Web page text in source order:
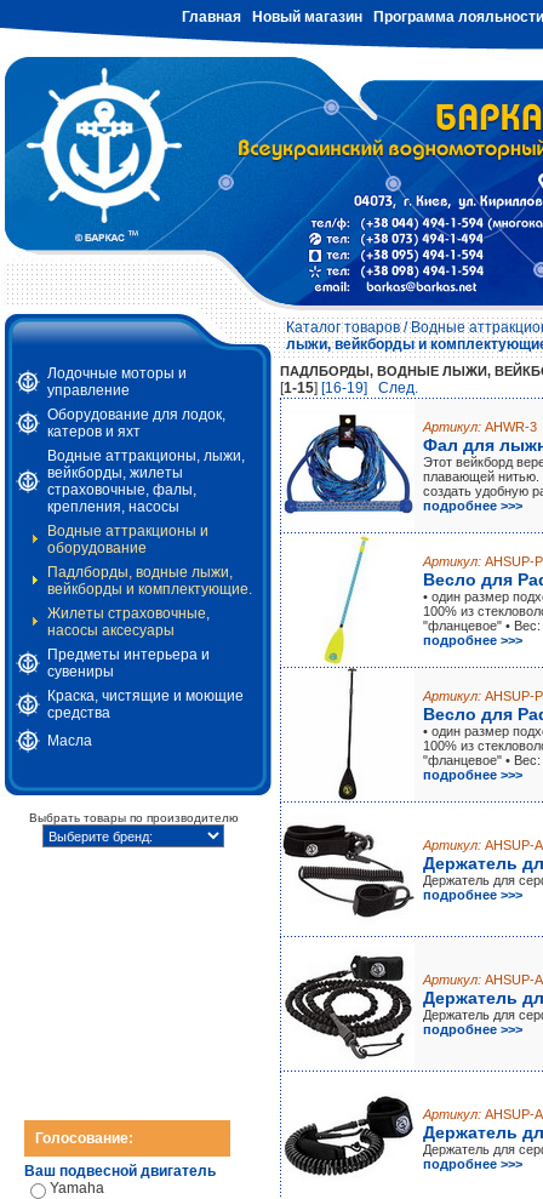
Главная Новый магазин Программа лояльности
Каталог товаров/Водные
лыжи, вейкборды и
Лодочные моторы и
управление
Оборудование для лодок,
катеров и яхт
Водные аттракционы, лыжи,
вейкборды, жилеты
страховочные, фалы,
крепления, насосы
Водные аттракционы и
оборудование
Падлборды, водные лыжи,
вейкборды и комплектующие.
Жилеты страховочные,
насосы аксесуары
Предметы интерьера и
сувениры
Краска, чистящие и моющие
средства
Масла
Выбрать товары по производителю
Голосование:
Ваш подвесной двигатель
Yamaha
ПАДЛБОРДЫ, ВОДНЫЕ ЛЫЖИ,
[1-15] [16-19] Cлед.
Артикул: AHWR-3
Фал для
Этот вейкборд
плавающей нитью.
создать удобную
подробнее >>>
Артикул: AHSUP-
Весло для
• один размер
100% из
"фланцевое" • Вес:
подробнее >>>
Артикул: AHSUP-
Весло для
• один размер
100% из
"фланцевое" • Вес:
подробнее >>>
Артикул: AHSUP-
Держатель
Держатель для
подробнее >>>
Артикул: AHSUP-
Держатель
Держатель для
подробнее >>>
Артикул: AHSUP-
Держатель
Держатель для
подробнее >>>